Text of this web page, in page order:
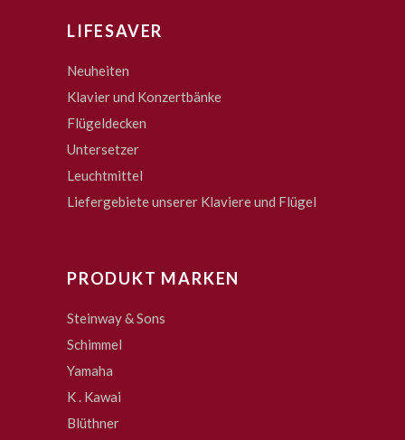
LIFESAVER
Neuheiten
Klavier und Konzertbänke
Flügeldecken
Untersetzer
Leuchtmittel
Liefergebiete unserer Klaviere und Flügel
PRODUKT MARKEN
Steinway & Sons
Schimmel
Yamaha
K . Kawai
Blüthner